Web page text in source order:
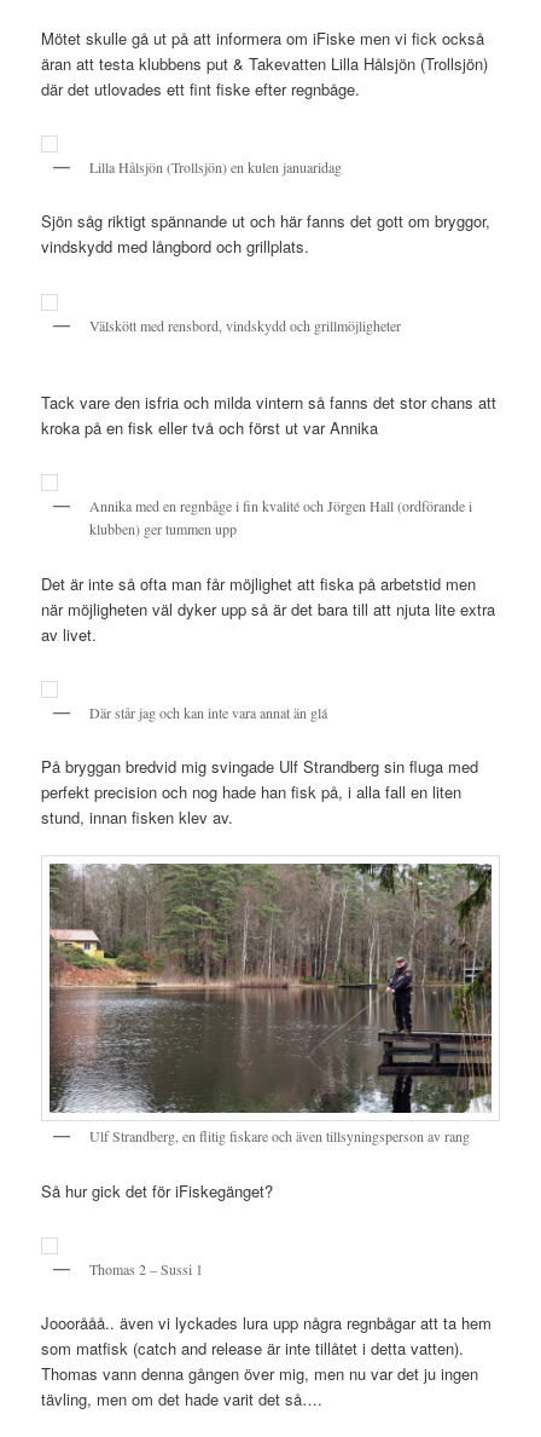
Mötet skulle gå ut på att informera om iFiske men vi fick också
äran att testa klubbens put & Takevatten Lilla Hålsjön (Trollsjön)
där det utlovades ett fint fiske efter regnbåge.
Lilla Hålsjön (Trollsjön) en kulen januaridag
Sjön såg riktigt spännande ut och här fanns det gott om bryggor,
vindskydd med långbord och grillplats.
Välskött med rensbord, vindskydd och grillmöjligheter
Tack vare den isfria och milda vintern så fanns det stor chans att
kroka på en fisk eller två och först ut var Annika
Annika med en regnbåge i fin kvalité och Jörgen Hall (ordförande i
klubben) ger tummen upp
Det är inte så ofta man får möjlighet att fiska på arbetstid men
när möjligheten väl dyker upp så är det bara till att njuta lite extra
av livet.
Där står jag och kan inte vara annat än glá
På bryggan bredvid mig svingade Ulf Strandberg sin fluga med
perfekt precision och nog hade han fisk på, i alla fall en liten
stund, innan fisken klev av.
Ulf Strandberg, en flitig fiskare och även tillsyningsperson av rang
Så hur gick det för iFiskegänget?
Thomas 2 – Sussi 1
Jooorååå.. även vi lyckades lura upp några regnbågar att ta hem
som matfisk (catch and release är inte tillåtet i detta vatten).
Thomas vann denna gången över mig, men nu var det ju ingen
tävling, men om det hade varit det så….